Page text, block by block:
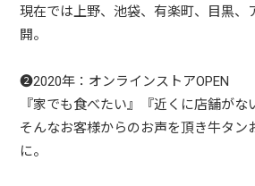
現在では上野、池袋、有楽町、目黒、
開。
❷2020年：オンラインストアOPEN
『家でも食べたい』『近くに店舗がな
そんなお客様からのお声を頂き牛タン
に。